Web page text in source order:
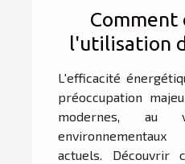
l'utilisation
dans
L'efficacité
préoccupation
modernes, au
actuels. Découvrir